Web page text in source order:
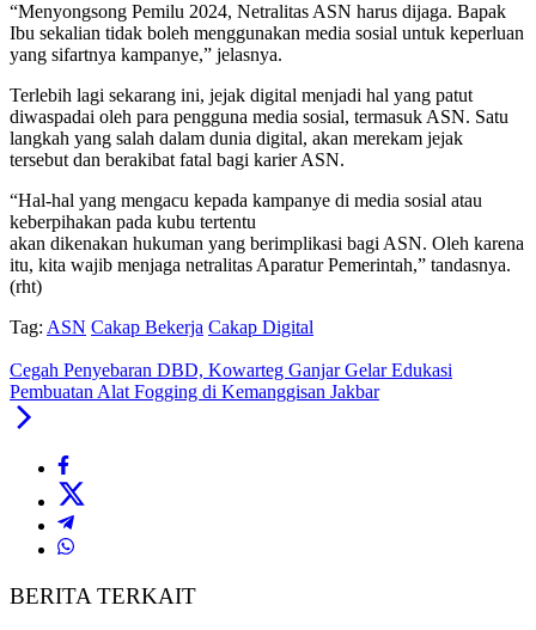
“Menyongsong Pemilu 2024, Netralitas ASN harus dijaga. Bapak
Ibu sekalian tidak boleh menggunakan media sosial untuk keperluan
yang sifartnya kampanye,” jelasnya.
Terlebih lagi sekarang ini, jejak digital menjadi hal yang patut
diwaspadai oleh para pengguna media sosial, termasuk ASN. Satu
langkah yang salah dalam dunia digital, akan merekam jejak
tersebut dan berakibat fatal bagi karier ASN.
“Hal-hal yang mengacu kepada kampanye di media sosial atau
keberpihakan pada kubu tertentu
akan dikenakan hukuman yang berimplikasi bagi ASN. Oleh karena
itu, kita wajib menjaga netralitas Aparatur Pemerintah,” tandasnya.
(rht)
Tag: ASN Cakap Bekerja Cakap Digital
Cegah Penyebaran DBD, Kowarteg Ganjar Gelar Edukasi
Pembuatan Alat Fogging di Kemanggisan Jakbar
BERITA TERKAIT